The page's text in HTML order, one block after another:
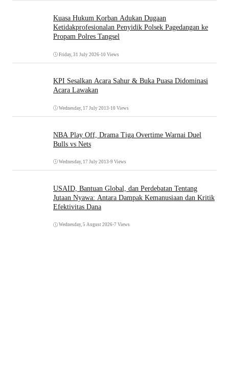
Kuasa Hukum Korban Adukan Dugaan
Ketidakprofesionalan Penyidik Polsek Pagedangan ke
Propam Polres Tangsel
Friday, 31 July 2026•10 Views
KPI Sesalkan Acara Sahur & Buka Puasa Didominasi
Acara Lawakan
Wednesday, 17 July 2013 •10 Views
NBA Play Off, Drama Tiga Overtime Warnai Duel
Bulls vs Nets
Wednesday, 17 July 2013 •9 Views
USAID, Bantuan Global, dan Perdebatan Tentang
Jutaan Nyawa: Antara Dampak Kemanusiaan dan Kritik
Efektivitas Dana
Wednesday, 5 August 2026•7 Views